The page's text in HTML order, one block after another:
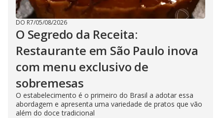
DO R7/05/08/2026
O Segredo da Receita:
Restaurante em São Paulo inova
com menu exclusivo de
sobremesas
O estabelecimento é o primeiro do Brasil a adotar essa
abordagem e apresenta uma variedade de pratos que vão
além do doce tradicional